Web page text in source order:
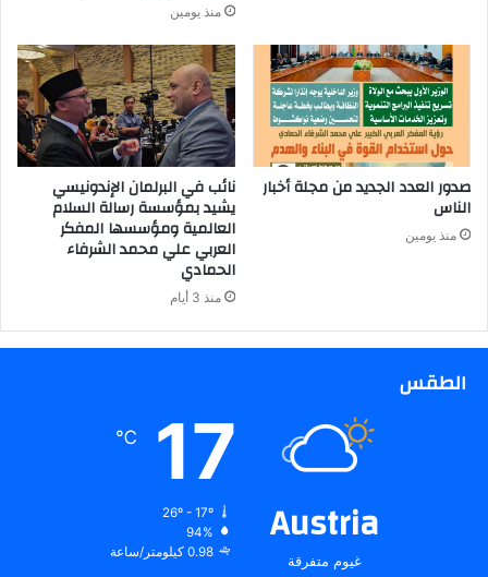
منذ يومين
صدور العدد الجديد من مجلة أخبار
الناس
منذ يومين
نائب في البرلمان الإندونيسي
يشيد بمؤسسة رسالة السلام
العالمية ومؤسسها المفكر
العربي علي محمد الشرفاء
الحمادي
منذ 3 أيام
الطقس
Austria
غيوم متفرقة
17
℃
26º - 17º
94%
0.98 كيلومتر/ساعة